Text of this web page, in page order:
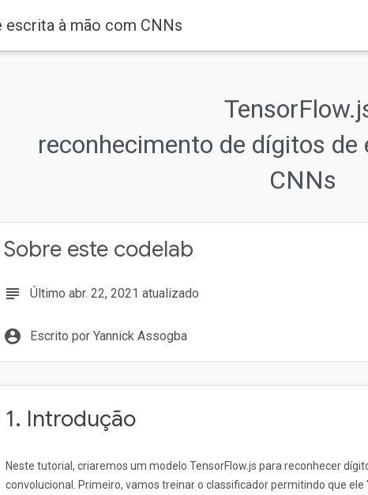
à mão com CNNs
reconhecimento de dígitos
CNNs
Sobre este codelab
subject Último abr. 22, 2021 atualizado
account_circle Escrito por Yannick Assogba
1. Introdução
Neste tutorial, criaremos um modelo TensorFlow.js para reconhecer
convolucional. Primeiro, vamos treinar o classificador permitindo que